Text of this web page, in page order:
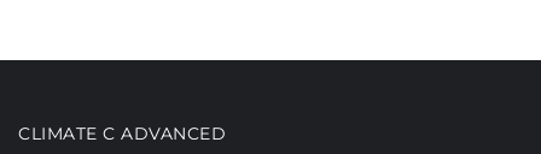
CLIMATE C ADVANCED